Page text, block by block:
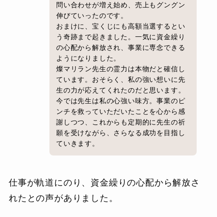
問い合わせが増え始め、売上もグングン
伸びていったのです。
おまけに、宝くじにも高額当選するとい
う奇跡まで起きました。一気に資金繰り
の心配から解放され、事業に専念できる
ようになりました。
燦マリラン先生の霊力は本物だと確信し
ています。おそらく、私の強い想いに先
生の力が応えてくれたのだと思います。
今では先生は私の心強い味方。事業のピ
ンチを救っていただいたことを心から感
謝しつつ、これからも定期的に先生の祈
願を受けながら、さらなる成功を目指し
ていきます。
仕事が軌道にのり、資金繰りの心配から解放さ
れたとの声がありました。